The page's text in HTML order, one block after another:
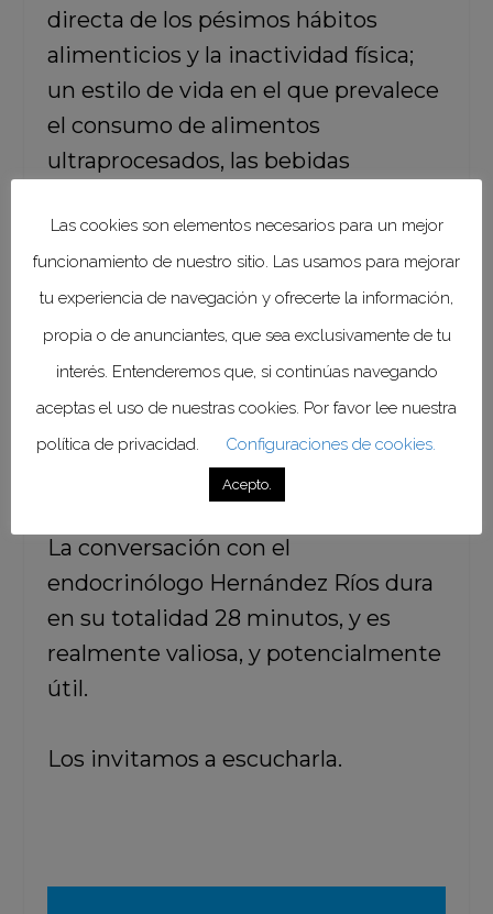
directa de los pésimos hábitos
alimenticios y la inactividad física;
un estilo de vida en el que prevalece
el consumo de alimentos
ultraprocesados, las bebidas
que poco o nada aportan
nutricionalmente, dejando de lado el
consumo de frutas, verduras y
legumbres frescas, carnes rojas,
blancas y de pescado, dietas que, si
bien es cierto, son de alta calidad, se
han vuelto costosas y no siempre
La conversación con el
endocrinólogo Hernández Ríos dura
en su totalidad 28 minutos, y es
realmente valiosa, y potencialmente
útil.
Los invitamos a escucharla.
Las cookies son elementos necesarios para un mejor
funcionamiento de nuestro sitio. Las usamos para mejorar
tu experiencia de navegación y ofrecerte la información,
propia o de anunciantes, que sea exclusivamente de tu
interés. Entenderemos que, si continúas navegando
aceptas el uso de nuestras cookies. Por favor lee nuestra
política de privacidad.
Configuraciones de cookies.
Acepto.